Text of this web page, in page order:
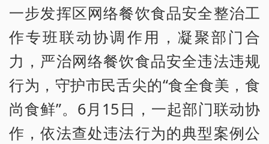
一步发挥区网络餐饮食品安全整治工
作专班联动协调作用，凝聚部门合
力，严治网络餐饮食品安全违法违规
行为，守护市民舌尖的“食全食美，食
尚食鲜”。6月15日，一起部门联动协
作，依法查处违法行为的典型案例公